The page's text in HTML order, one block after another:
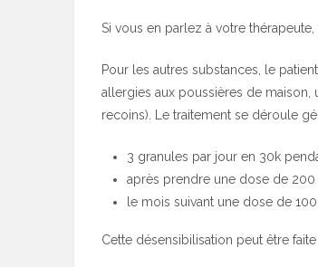
Si vous en parlez à votre
Pour les autres substances, le
allergies aux poussières de maison,
recoins). Le traitement se déroule
3 granules par jour en 30k
après prendre une dose de 200
le mois suivant une dose de
Cette désensibilisation peut être